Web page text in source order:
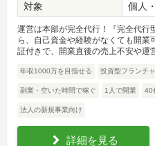
対象 個人
運営は本部が完全代行！『完全代行
ら、自己資金や経験がなくても開
証付きで、開業直後の売上不安や運
年収1000万を目指せる 投資型フランチ
副業・空いた時間で稼ぐ 1人で開業 40
法人の新規事業向け
詳細を見る